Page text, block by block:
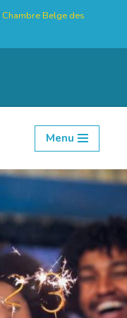
Chambre Belge des
Menu